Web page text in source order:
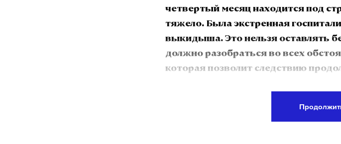
четвертый месяц находится под
тяжело. Была экстренная
выкидыша. Это нельзя оставлять
должно разобраться во всех
которая позволит следствию